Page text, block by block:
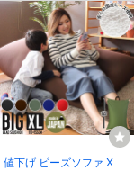
値下げ ビーズソファ XL